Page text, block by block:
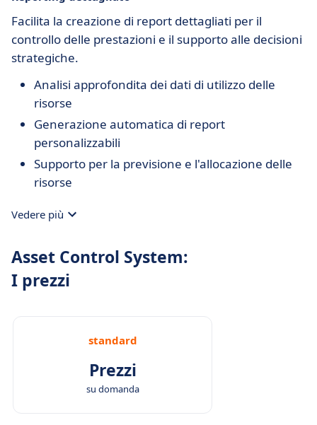
Facilita la creazione di report dettagliati per il
controllo delle prestazioni e il supporto alle decisioni
strategiche.
Analisi approfondita dei dati di utilizzo delle
risorse
Generazione automatica di report
personalizzabili
Supporto per la previsione e l'allocazione delle
risorse
Vedere più
Asset Control System:
I prezzi
standard
Prezzi
su domanda